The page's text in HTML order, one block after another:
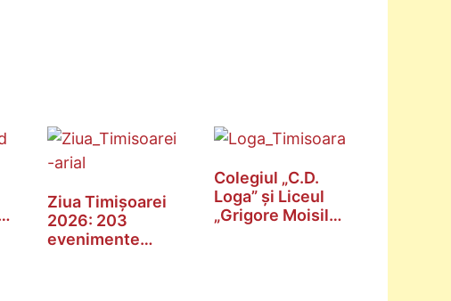
Ziua Timișoarei
2026: 203
evenimente
Colegiul „C.D.
Loga” și Liceul
„Grigore Moisil”